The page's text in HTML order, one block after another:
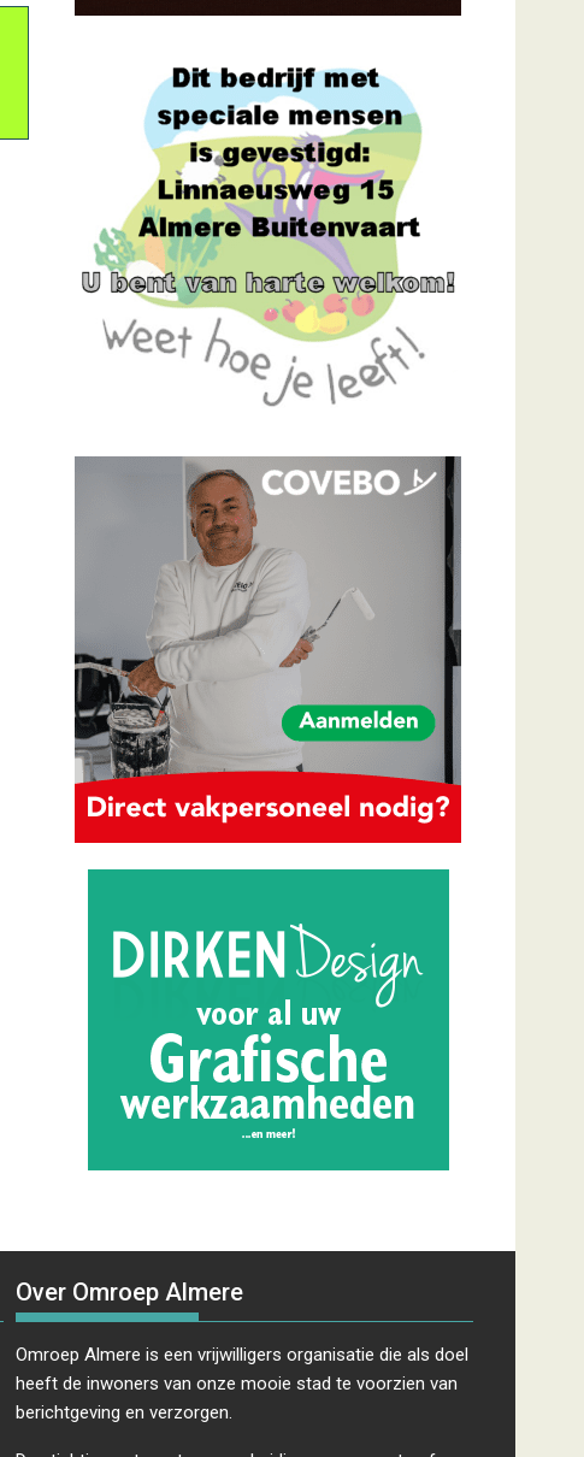
Over Omroep Almere
Omroep Almere is een vrijwilligers organisatie die als doel
heeft de inwoners van onze mooie stad te voorzien van
berichtgeving en verzorgen.